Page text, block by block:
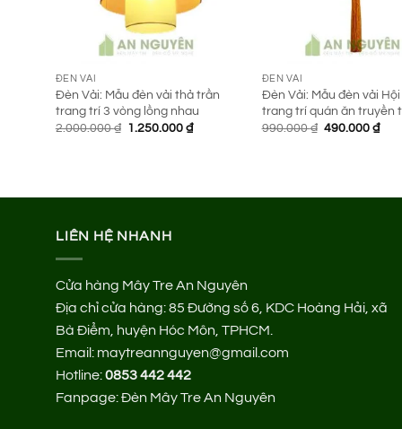
ĐÈN VẢI
Đèn Vải: Mẫu đèn vải thả trần
trang trí 3 vòng lồng nhau
2.000.000₫ Giá
1.250.000₫Giá
ĐÈN VẢI
Đèn Vải: Mẫu đèn vải Hội
trang trí quán ăn truyền
990.000₫ Giá
490.000 ₫Giá
LIÊN HỆ NHANH
Cửa hàng Mây Tre An Nguyên
Địa chỉ cửa hàng:85 Đường số 6, KDC Hoàng Hải, xã
Bà Điểm, huyện Hóc Môn, TPHCM.
Email: maytreannguyen@gmail.com
Hotline:0853 442 442
Fanpage:Đèn Mây Tre An Nguyên